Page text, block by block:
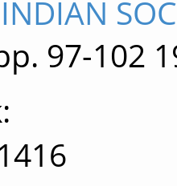
INDIAN
97-102